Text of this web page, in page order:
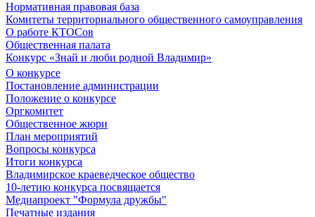
Нормативная правовая база
Комитеты территориального общественного самоуправления
О работе КТОСов
Общественная палата
Конкурс «Знай и люби родной Владимир»
О конкурсе
Постановление администрации
Положение о конкурсе
Оргкомитет
Общественное жюри
План мероприятий
Вопросы конкурса
Итоги конкурса
Владимирское краеведческое общество
10-летию конкурса посвящается
Медиапроект "Формула дружбы"
Печатные издания